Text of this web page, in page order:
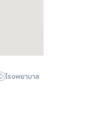
โรงพยาบาล